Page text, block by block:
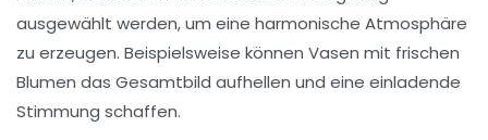
ausgewählt werden, um eine harmonische Atmosphäre
zu erzeugen. Beispielsweise können Vasen mit frischen
Blumen das Gesamtbild aufhellen und eine einladende
Stimmung schaffen.